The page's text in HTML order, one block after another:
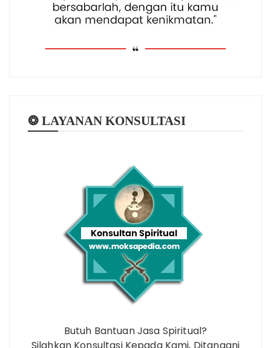
❂ LAYANAN KONSULTASI
Butuh Bantuan Jasa Spiritual?
Silahkan Konsultasi Kepada Kami, Ditangani